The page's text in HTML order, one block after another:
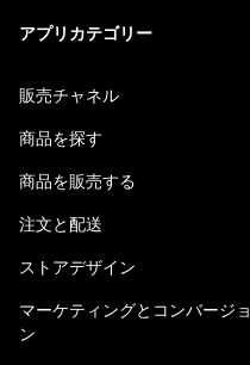
アプリカテゴリー
販売チャネル
商品を探す
商品を販売する
注文と配送
ストアデザイン
マーケティングとコンバージョ
ン